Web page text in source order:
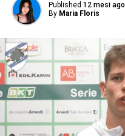
Published 12 mesi ago
By Maria Floris